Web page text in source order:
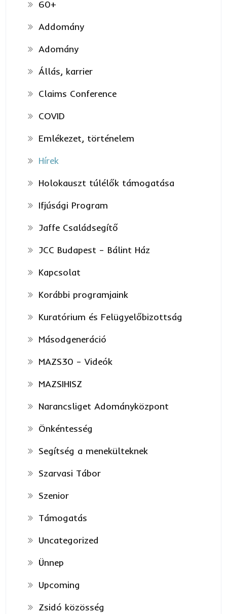
60+
Addomány
Adomány
Állás, karrier
Claims Conference
COVID
Emlékezet, történelem
Hírek
Holokauszt túlélők támogatása
Ifjúsági Program
Jaffe Családsegítő
JCC Budapest – Bálint Ház
Kapcsolat
Korábbi programjaink
Kuratórium és Felügyelőbizottság
Másodgeneráció
MAZS30 – Videók
MAZSIHISZ
Narancsliget Adományközpont
Önkéntesség
Segítség a menekülteknek
Szarvasi Tábor
Szenior
Támogatás
Uncategorized
Ünnep
Upcoming
Zsidó közösség